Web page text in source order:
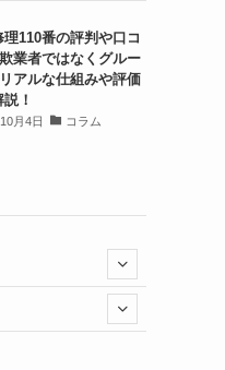
110番の評判や口コ
業者ではなくグルー
アルな仕組みや評価
！
月4日 コラム